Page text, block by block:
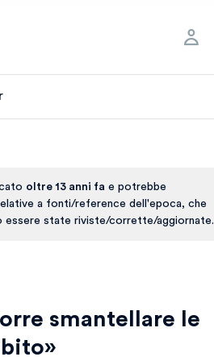
oltre 13 anni fa e potrebbe
a fonti/reference dell'epoca, che
essere state riviste/corrette/aggiornate.
smantellare le